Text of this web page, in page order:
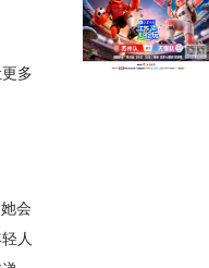
多
会
人